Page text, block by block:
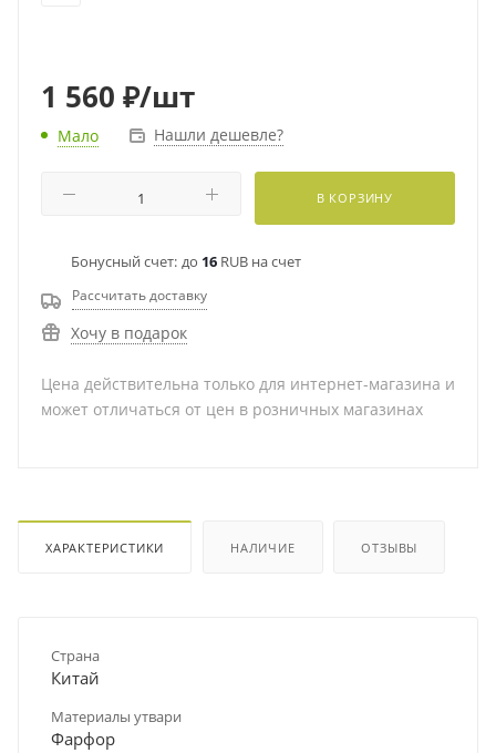
1 560 ₽/шт
Мало Нашли дешевле?
В КОРЗИНУ
Бонусный счет: до 16 RUB на счет
Рассчитать доставку
Хочу в подарок
Цена действительна только для интернет-магазина и
может отличаться от цен в розничных магазинах
ХАРАКТЕРИСТИКИ НАЛИЧИЕ ОТЗЫВЫ
Страна
Китай
Материалы утвари
Фарфор